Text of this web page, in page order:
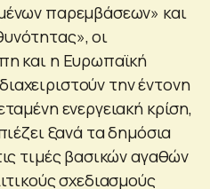
παρεμβάσεων» και
οι
και η Ευρωπαϊκή
την έντονη
ενεργειακή κρίση,
ξανά τα δημόσια
τιμές βασικών αγαθών
σχεδιασμούς